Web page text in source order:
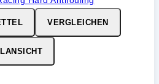
VERGLEICHEN